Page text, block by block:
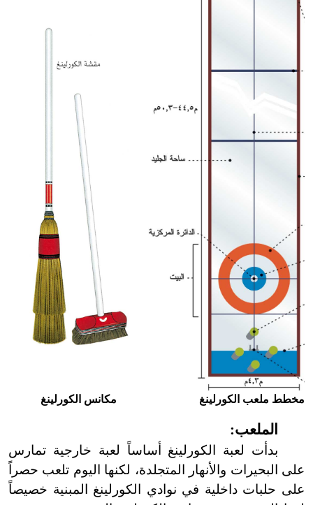
مخطط ملعب الكورلينغ مكانس الكورلينغ
الملعب:
بدأت لعبة الكورلينغ أساساً لعبة خارجية تمارس
على البحيرات والأنهار المتجلدة، لكنها اليوم تلعب حصراً
على حلبات داخلية في نوادي الكورلينغ المبنية خصيصاً